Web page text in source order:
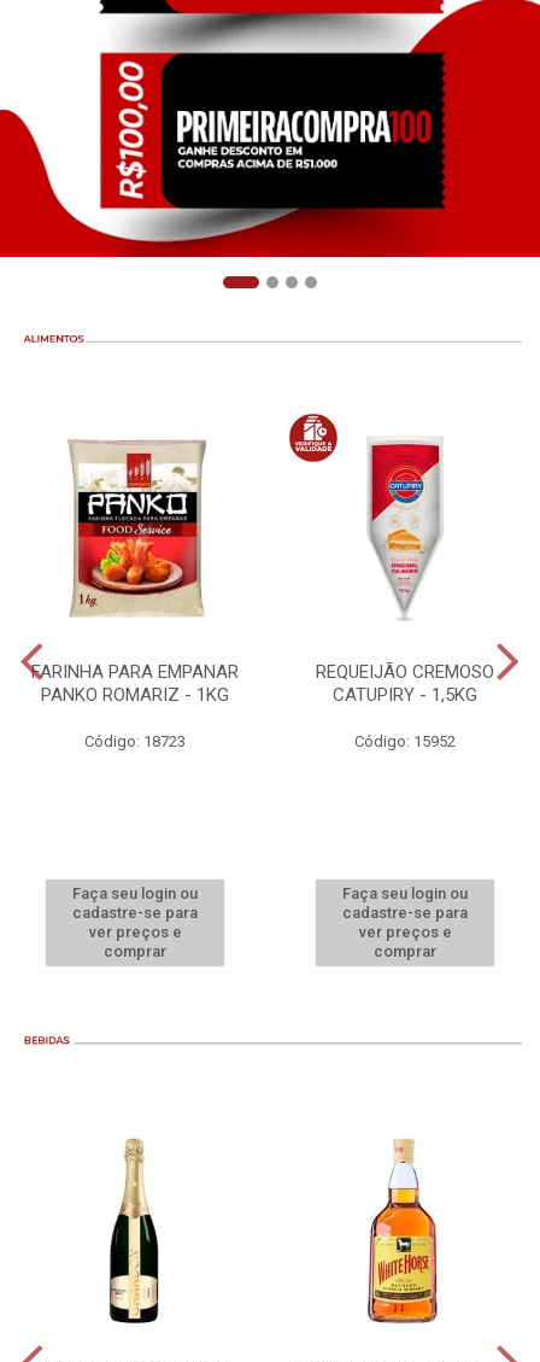
FARINHA PARA EMPANAR
PANKO ROMARIZ - 1KG
Código: 18723
Faça seu login ou
cadastre-se para
ver preços e
comprar
REQUEIJÃO CREMOSO
CATUPIRY - 1,5KG
Código: 15952
Faça seu login ou
cadastre-se para
ver preços e
comprar